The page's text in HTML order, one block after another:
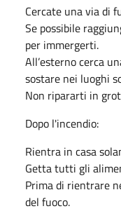
Cercate una via di
Se possibile
per immergerti.
All’esterno cerca
sostare nei luoghi
Non ripararti in
Dopo l'incendio:
Rientra in casa
Getta tutti gli
Prima di rientrare
del fuoco.